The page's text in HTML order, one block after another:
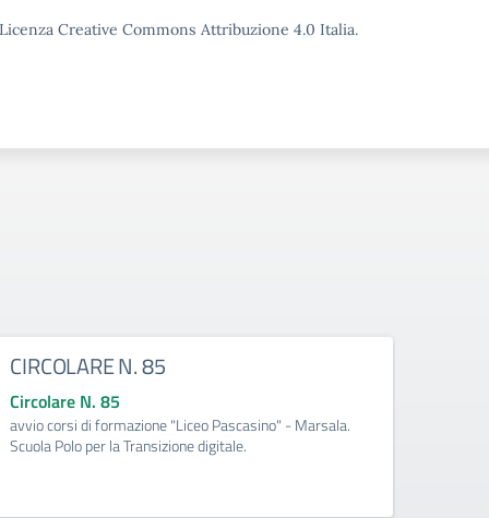
Creative Commons Attribuzione 4.0 Italia.
CIRCOLARE N. 85
Circolare N. 85
avvio corsi di formazione "Liceo Pascasino" - Marsala.
Scuola Polo per la Transizione digitale.